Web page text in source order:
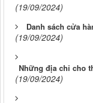
(19/09/2024)
Danh sách cửa
(19/09/2024)
Những địa chỉ cho
(19/09/2024)